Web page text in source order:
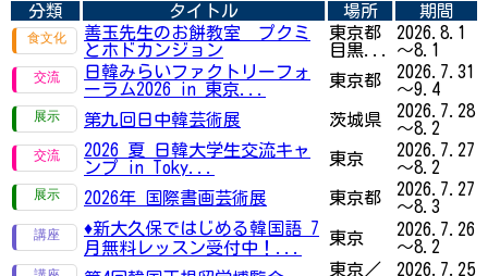
分類 タイトル 場所
期間
善玉先生のお餅教室 プクミ
とホドカンジョン
東京都
目黒...
2026.8.1
～8.1
日韓みらいファクトリーフォ
ーラム2026 in 東京...
東京都
2026.7.31
～9.4
第九回日中韓芸術展
茨城県
2026.7.28
～8.2
2026 夏 日韓大学生交流キャ
ンプ in Toky...
東京
2026.7.27
～8.2
2026年 国際書画芸術展
東京都
2026.7.27
～8.3
♦新大久保ではじめる韓国語 7
月無料レッスン受付中！...
東京
2026.7.26
～8.2
東京／
2026.7.25